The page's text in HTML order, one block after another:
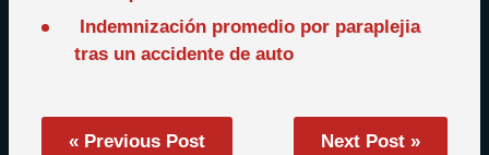
Indemnización promedio por paraplejia
tras un accidente de auto
« Previous Post Next Post »